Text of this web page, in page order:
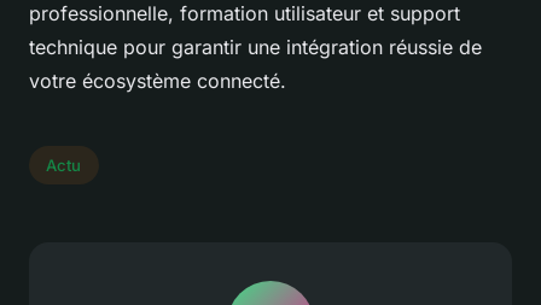
professionnelle, formation utilisateur et support
technique pour garantir une intégration réussie de
votre écosystème connecté.
Actu